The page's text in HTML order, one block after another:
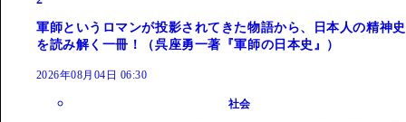
軍師というロマンが投影されてきた物語から、日本人の精神史
を読み解く一冊！（呉座勇一著『軍師の日本史』）
2026年08月04日 06:30
社会